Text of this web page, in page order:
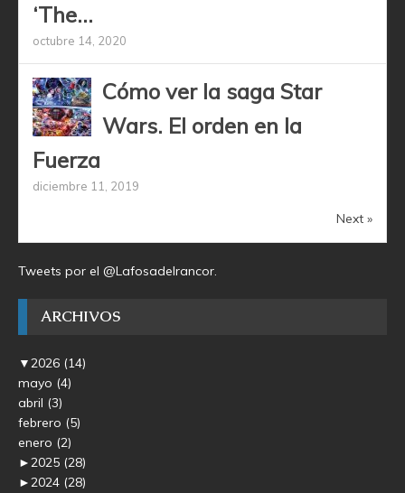
‘The...
octubre 14, 2020
Cómo ver la saga Star
Wars. El orden en la
Fuerza
diciembre 11, 2019
Next »
Tweets por el @Lafosadelrancor.
ARCHIVOS
▼2026 (14)
mayo (4)
abril (3)
febrero (5)
enero (2)
►2025 (28)
►2024 (28)